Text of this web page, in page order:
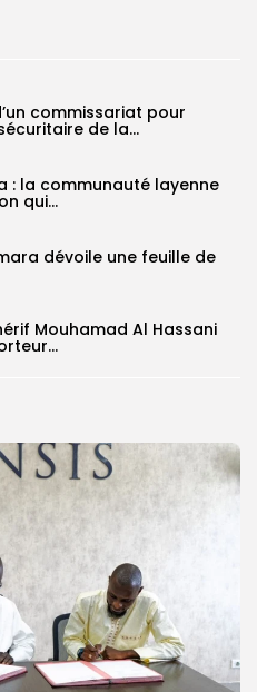
commissariat pour
de la...
: la communauté layenne
qui...
dévoile une feuille de
Mouhamad Al Hassani